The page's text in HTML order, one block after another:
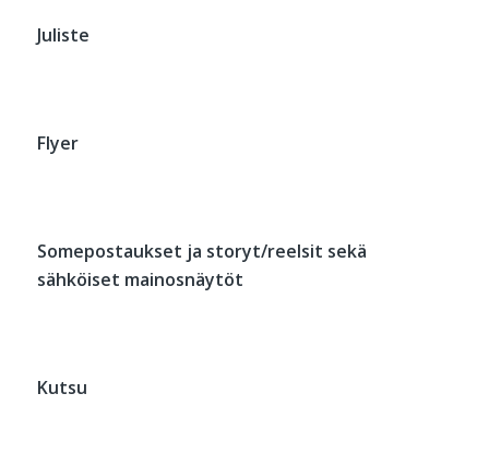
Juliste
Flyer
Somepostaukset ja storyt/reelsit sekä
sähköiset mainosnäytöt
Kutsu